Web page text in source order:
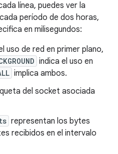
línea, puedes ver la
período de dos horas,
en milisegundos:
uso de red en primer plano,
indica el uso en
implica ambos.
del socket asociada
representan los bytes
recibidos en el intervalo